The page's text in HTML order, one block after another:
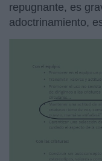
repugnante, es
adoctrinamiento,